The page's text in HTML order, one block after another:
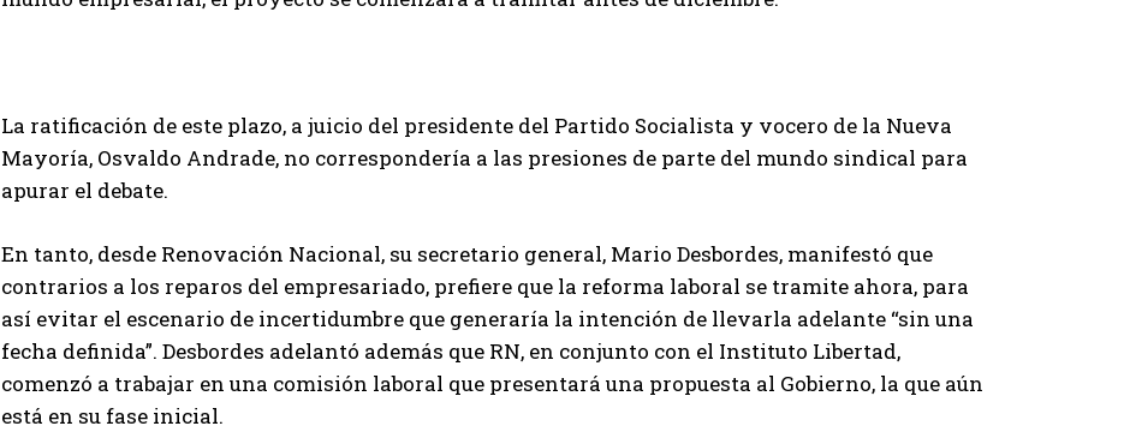
La ratificación de este plazo, a juicio del presidente del Partido Socialista y vocero de la Nueva
Mayoría, Osvaldo Andrade, no correspondería a las presiones de parte del mundo sindical para
apurar el debate.
En tanto, desde Renovación Nacional, su secretario general, Mario Desbordes, manifestó que
contrarios a los reparos del empresariado, prefiere que la reforma laboral se tramite ahora, para
así evitar el escenario de incertidumbre que generaría la intención de llevarla adelante “sin una
fecha definida”. Desbordes adelantó además que RN, en conjunto con el Instituto Libertad,
comenzó a trabajar en una comisión laboral que presentará una propuesta al Gobierno, la que aún
está en su fase inicial.